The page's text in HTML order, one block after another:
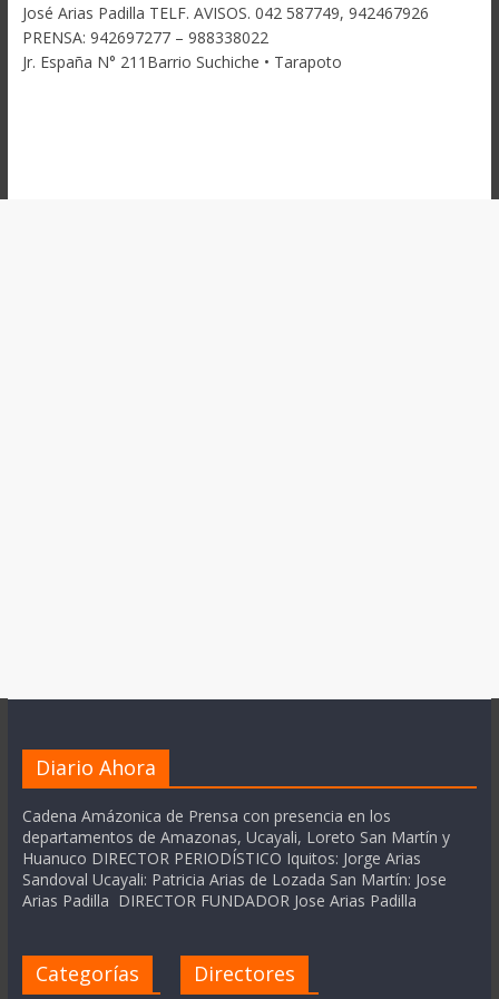
José Arias Padilla TELF. AVISOS. 042 587749, 942467926
PRENSA: 942697277 – 988338022
Jr. España N° 211Barrio Suchiche • Tarapoto
Diario Ahora
Cadena Amázonica de Prensa con presencia en los
departamentos de Amazonas, Ucayali, Loreto San Martín y
Huanuco DIRECTOR PERIODÍSTICO Iquitos: Jorge Arias
Sandoval Ucayali: Patricia Arias de Lozada San Martín: Jose
Arias Padilla DIRECTOR FUNDADOR Jose Arias Padilla
Categorías Directores